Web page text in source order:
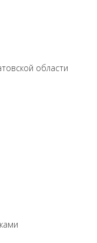
области